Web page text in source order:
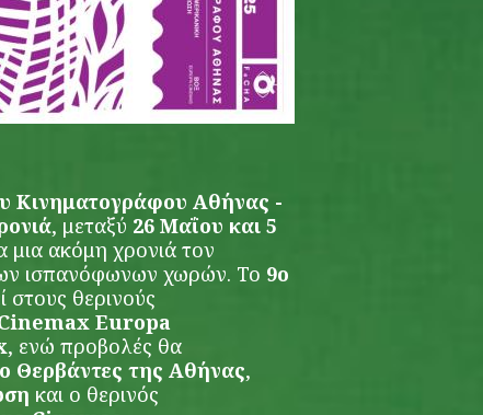
Κινηματογράφου Αθήνας -
, μεταξύ 26 Μαΐου και 5
μια ακόμη χρονιά τον
ισπανόφωνων χωρών. Το 9ο
στους θερινούς
Europa
, ενώ προβολές θα
Θερβάντες της Αθήνας,
και ο θερινός